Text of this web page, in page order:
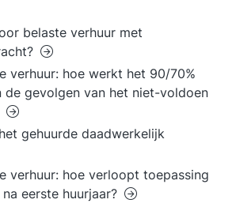
belaste verhuur met
verhuur: hoe werkt het 90/70%
gevolgen van het niet-voldoen
gehuurde daadwerkelijk
verhuur: hoe verloopt toepassing
eerste huurjaar?